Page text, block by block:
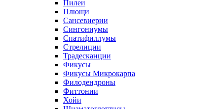
Пилеи
Плющи
Сансевиерии
Сингониумы
Спатифиллумы
Стрелиции
Традесканции
Фикусы
Фикусы Микрокарпа
Филодендроны
Фиттонии
Хойи